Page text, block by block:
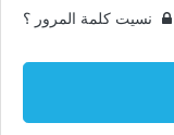
نسيت كلمة المرور ؟